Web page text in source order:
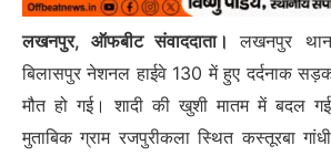
लखनपुर, ऑफबीट संवाददाता।लखनपुर
बिलासपुर नेशनल हाईवे 130 में हुए दर्दनाक
मौत हो गई। शादी की खुशी मातम में बदल
मुताबिक ग्राम रजपुरीकला स्थित कस्तूरबा